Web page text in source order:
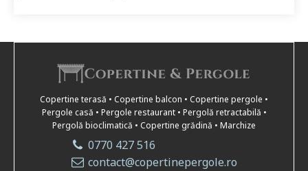
Copertine terasă • Copertine balcon • Copertine pergole •
Pergole casă • Pergole restaurant • Pergolă retractabilă •
Pergolă bioclimatică • Copertine grădină • Marchize
0770 427 516
contact@copertinepergole.ro